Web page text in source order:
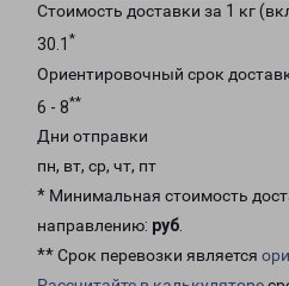
Стоимость доставки за 1 кг
30.1 *
Ориентировочный срок
6 - 8**
Дни отправки
пн, вт, ср, чт, пт
* Минимальная стоимость
направлению: руб.
** Срок перевозки является